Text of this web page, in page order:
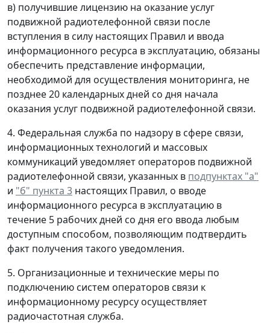
в) получившие лицензию на оказание услуг
подвижной радиотелефонной связи после
вступления в силу настоящих Правил и ввода
информационного ресурса в эксплуатацию, обязаны
обеспечить представление информации,
необходимой для осуществления мониторинга, не
позднее 20 календарных дней со дня начала
оказания услуг подвижной радиотелефонной связи.
4. Федеральная служба по надзору в сфере связи,
информационных технологий и массовых
коммуникаций уведомляет операторов подвижной
радиотелефонной связи, указанных в подпунктах "а"
и "б" пункта 3 настоящих Правил, о вводе
информационного ресурса в эксплуатацию в
течение 5 рабочих дней со дня его ввода любым
доступным способом, позволяющим подтвердить
факт получения такого уведомления.
5. Организационные и технические меры по
подключению систем операторов связи к
информационному ресурсу осуществляет
радиочастотная служба.